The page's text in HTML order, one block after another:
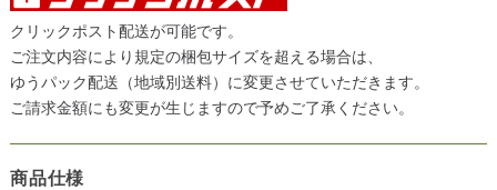
クリックポスト配送が可能です。
ご注文内容により規定の梱包サイズを超える場合は、
ゆうパック配送（地域別送料）に変更させていただきます。
ご請求金額にも変更が生じますので予めご了承ください。
商品仕様